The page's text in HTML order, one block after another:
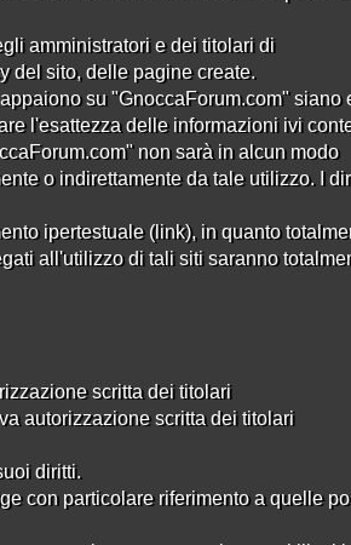
amministratori e dei titolari di
del sito, delle pagine create.
su "GnoccaForum.com" siano
l'esattezza delle informazioni ivi
non sarà in alcun modo
o indirettamente da tale utilizzo. I
ipertestuale (link), in quanto
all'utilizzo di tali siti saranno
scritta dei titolari
autorizzazione scritta dei titolari
diritti.
con particolare riferimento a quelle